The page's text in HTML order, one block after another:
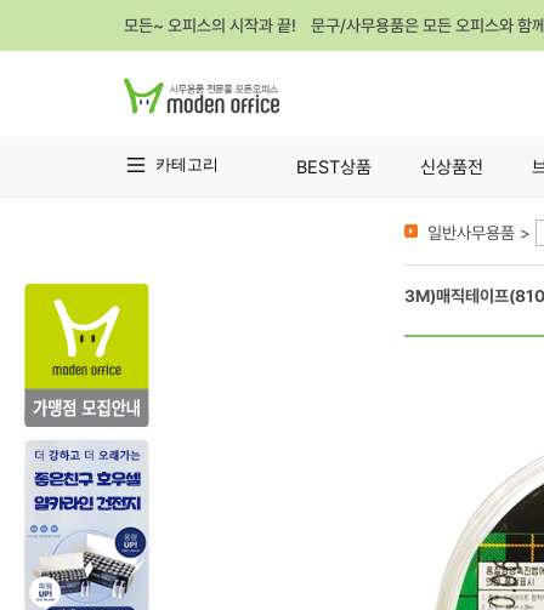
모든~ 오피스의 시작과 끝! 문구/사무용품은 모든 오피스와 함
카테고리 BEST상품 신상품전
일반사무용품 >
3M)매직테이프